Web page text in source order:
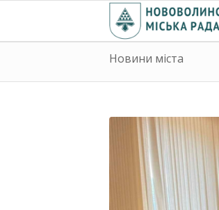
Новини міста